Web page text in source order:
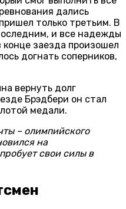
дались
только третьим. В
и все надежды
конце заезда произошел
догнать соперников,
вернуть долг
Брэдбери он стал
медали.
– олимпийского
на
свои силы в